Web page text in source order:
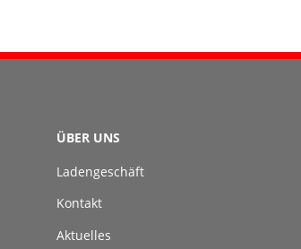
ÜBER UNS
Ladengeschäft
Kontakt
Aktuelles